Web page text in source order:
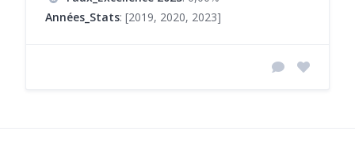
Années_Stats: [2019, 2020, 2023]